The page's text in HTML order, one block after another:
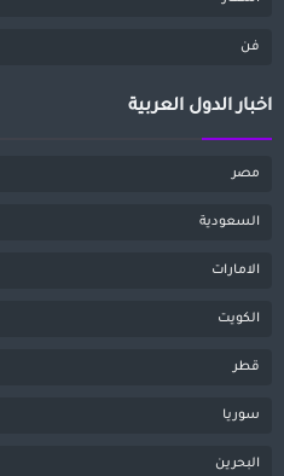
فن
اخبار الدول العربية
مصر
السعودية
الامارات
الكويت
قطر
سوريا
البحرين